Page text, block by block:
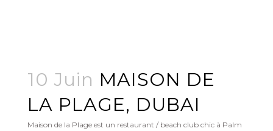
10 Juin MAISON DE
LA PLAGE, DUBAI
Maison de la Plage est un restaurant / beach club chic à Palm